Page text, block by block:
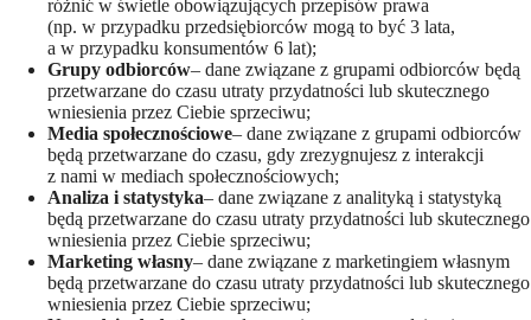
różnić w świetle obowiązujących przepisów prawa
(np. w przypadku przedsiębiorców mogą to być 3 lata,
a w przypadku konsumentów 6 lat);
Grupy odbiorców– dane związane z grupami odbiorców będą
przetwarzane do czasu utraty przydatności lub skutecznego
wniesienia przez Ciebie sprzeciwu;
Media społecznościowe– dane związane z grupami odbiorców
będą przetwarzane do czasu, gdy zrezygnujesz z interakcji
z nami w mediach społecznościowych;
Analiza i statystyka– dane związane z analityką i statystyką
będą przetwarzane do czasu utraty przydatności lub skutecznego
wniesienia przez Ciebie sprzeciwu;
Marketing własny– dane związane z marketingiem własnym
będą przetwarzane do czasu utraty przydatności lub skutecznego
wniesienia przez Ciebie sprzeciwu;